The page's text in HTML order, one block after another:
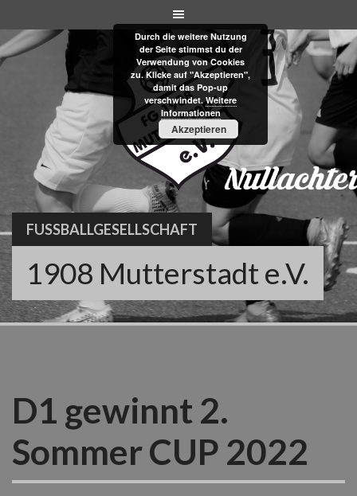
to
content
FUSSBALLGESELLSCHAFT
1908 Mutterstadt e.V.
D1 gewinnt 2.
Sommer CUP 2022
Durch die weitere Nutzung
der Seite stimmst du der
Verwendung von Cookies
zu. Klicke auf "Akzeptieren",
damit das Pop-up
verschwindet.Weitere
Informationen
Akzeptieren